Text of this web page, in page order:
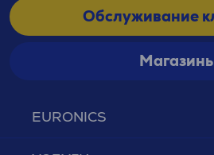
EURONICS
Обслуживание